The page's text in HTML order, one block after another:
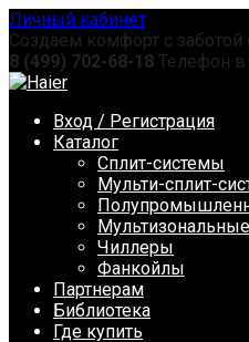
Перейти
к
содержанию
Личный кабинет
Создаем комфорт с
8 (499) 702-68-18 Телефон
Вход / Регистрация
Каталог
Сплит-системы
Мульти-сплит-
Чиллеры
Фанкойлы
Партнерам
Библиотека
Где купить